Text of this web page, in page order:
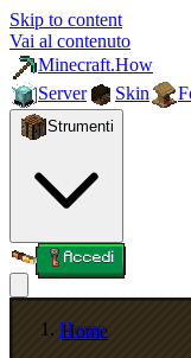
Skip to content
Vai al contenuto
Minecraft.How
Server
Skin
Strumenti
Accedi
Home